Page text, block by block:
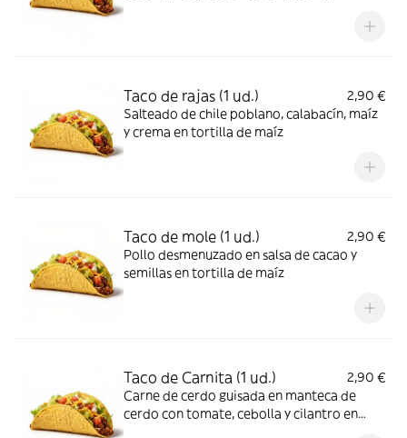
Taco de rajas (1 ud.)
2,90 €
Salteado de chile poblano, calabacín, maíz
y crema en tortilla de maíz
Taco de mole (1 ud.)
2,90 €
Pollo desmenuzado en salsa de cacao y
semillas en tortilla de maíz
Taco de Carnita (1 ud.)
2,90 €
Carne de cerdo guisada en manteca de
cerdo con tomate, cebolla y cilantro en